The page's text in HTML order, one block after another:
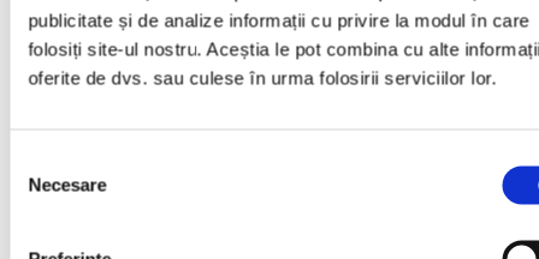
publicitate și de analize informații cu privire la modul în care
folosiți site-ul nostru. Aceștia le pot combina cu alte
oferite de dvs. sau culese în urma folosirii serviciilor lor.
consimțământului
Necesare
Abonează-te la
Newsletter
Școala de Vară